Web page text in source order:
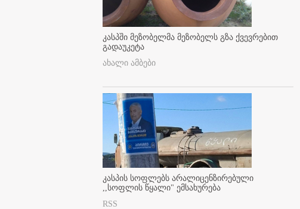
კასპში მეზობელმა მეზობელს გზა ქვევრებით
გადაუკეტა
ახალი ამბები
კასპის სოფლებს არალიცენზირებული
,,სოფლის წყალი" ემსახურება
RSS